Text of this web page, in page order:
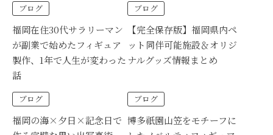
ブログ
福岡在住30代サラリーマン
が副業で始めたフィギュア
製作、1年で人生が変わった
話
ブログ
【完全保存版】福岡県内ペ
ット同伴可能施設＆オリジ
ナルグッズ情報まとめ
ブログ
福岡の海×夕日×記念日で
ブログ
博多祇園山笠をモチーフに